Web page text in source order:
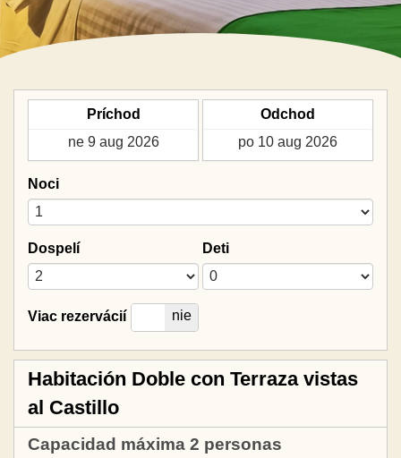
Príchod Odchod
Noci
Dospelí Deti
Viac rezervácií
áno nie
Habitación Doble con Terraza vistas
al Castillo
Capacidad máxima 2 personas